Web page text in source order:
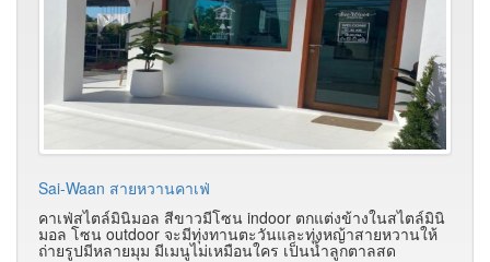
Sai-Waan สายหวานคาเฟ่
คาเฟ่สไตล์มินิมอล สีขาวมีโซน indoor ตกแต่งข้างในสไตล์มินิ
มอล โซน outdoor จะมีทุ่งทานตะวันและทุ่งหญ้าสายหวานให้
ถ่ายรูปมีหลายมุม มีเมนูไม่เหมือนใคร เป็นน้ำลูกตาลสด